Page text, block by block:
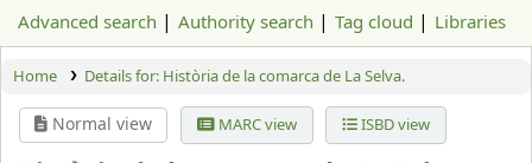
Advanced search Authority search Tag cloud Libraries
Home Details for: Història de la comarca de La Selva.
Normal view MARC view ISBD view